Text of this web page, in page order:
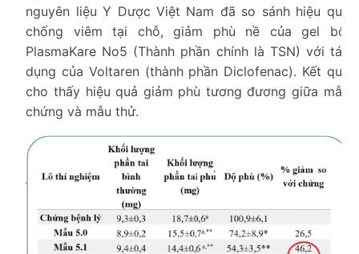
nguyên liệu Y Dược Việt Nam đã so sánh hiệu quả
chống viêm tại chỗ, giảm phù nề của gel bôi
PlasmaKare No5 (Thành phần chính là TSN) với tác
dụng của Voltaren (thành phần Diclofenac). Kết quả
cho thấy hiệu quả giảm phù tương đương giữa mẫu
chứng và mẫu thử.